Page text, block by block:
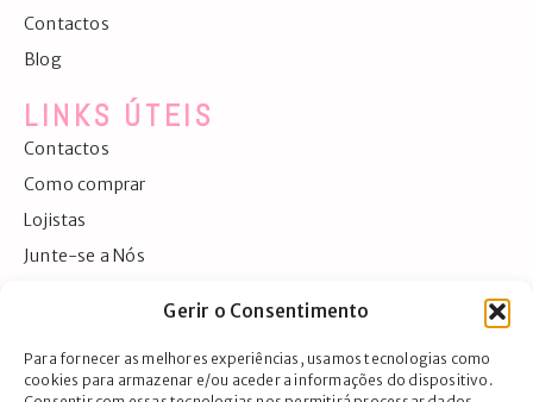
Gerir o Consentimento
Para fornecer as melhores experiências, usamos tecnologias como
cookies para armazenar e/ou aceder a informações do dispositivo.
Contactos
Blog
LINKS ÚTEIS
Contactos
Como comprar
Lojistas
Junte-se a Nós
CONTACTOS